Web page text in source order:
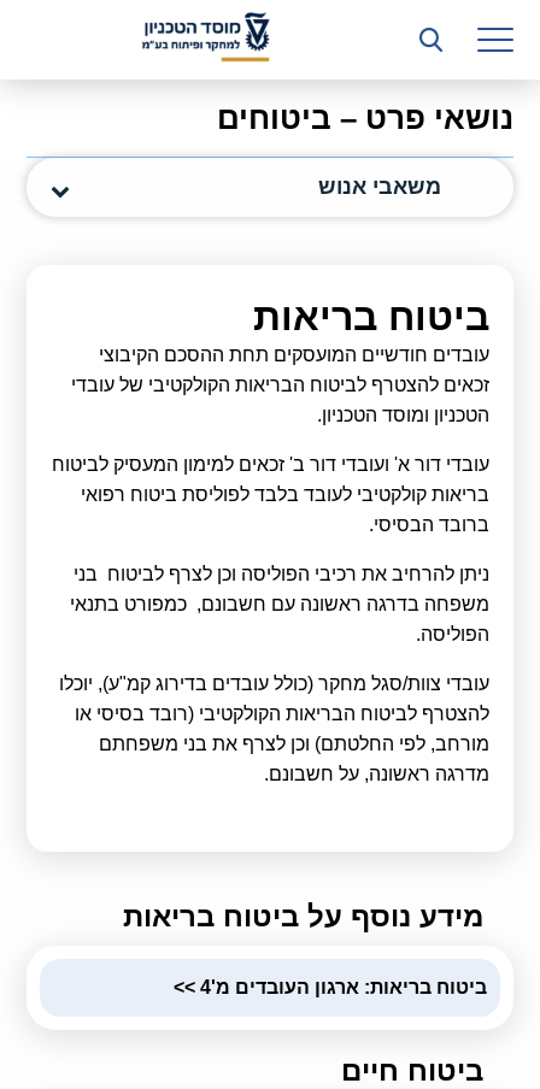
רשות המחקר
היחידה העסקית (T3)
קשרי תעשייה
ביה”ס ללימודי המשך
כספים וכלכלה
המחלקה המשפטית
מחלקת תפעול
אודות ושירותים
נושאי פרט – ביטוחים
משאבי אנוש
ביטוח בריאות
עובדים חודשיים המועסקים תחת ההסכם הקיבוצי
זכאים להצטרף לביטוח הבריאות הקולקטיבי של עובדי
הטכניון ומוסד הטכניון.
עובדי דור א' ועובדי דור ב' זכאים למימון המעסיק לביטוח
בריאות קולקטיבי לעובד בלבד לפוליסת ביטוח רפואי
ברובד הבסיסי.
ניתן להרחיב את רכיבי הפוליסה וכן לצרף לביטוח בני
משפחה בדרגה ראשונה עם חשבונם, כמפורט בתנאי
הפוליסה.
עובדי צוות/סגל מחקר (כולל עובדים בדירוג קמ"ע), יוכלו
להצטרף לביטוח הבריאות הקולקטיבי (רובד בסיסי או
מורחב, לפי החלטתם) וכן לצרף את בני משפחתם
מדרגה ראשונה, על חשבונם.
מידע נוסף על ביטוח בריאות
ביטוח בריאות: ארגון העובדים מ'4 >>
ביטוח חיים